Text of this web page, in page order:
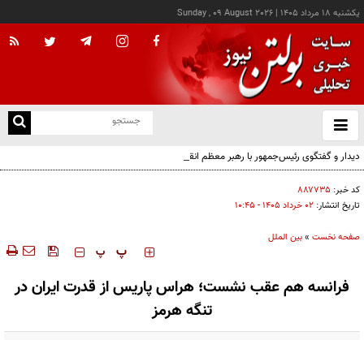
يکشنبه ۱۸ مرداد ۱۴۰۵ |
Sunday , 09 August 2026
باز
و
دیدار و گفتگوی رئیس‌جمهور با رهبر معظم انقلاب درباره مسائل اقتصادی و نظامی کشور
کد خبر: ۸۸۷۷۳۵
تاریخ انتشار: ۰۲ خرداد ۱۴۰۵ - ۱۰:۴۵
صفحه نخست »بین الملل
‍‍‍ پ پ
فرانسه هم عقب نشست؛ هراس پاریس از قدرت ایران در
تنگه هرمز